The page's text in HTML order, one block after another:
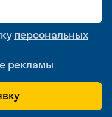
персональных
рекламы